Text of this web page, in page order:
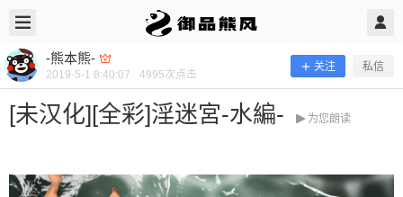
-熊本熊-
2019-5-1 8:40:07 4995次点击
关注 私信
[未汉化][全彩]淫迷宮-水編- 为您朗读
-熊本熊- @ 御品熊风 2019/5/01